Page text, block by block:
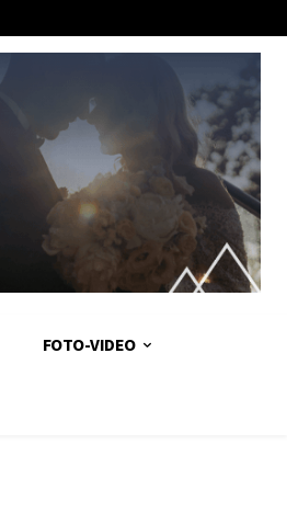
FOTO-VIDEO